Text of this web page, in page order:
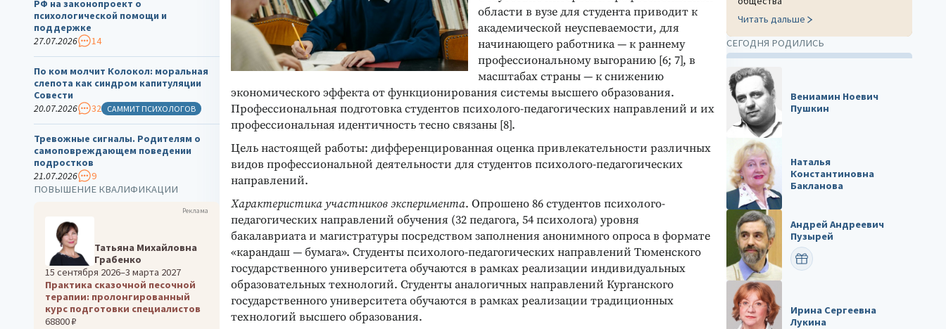
области в вузе для студента приводит к
академической неуспеваемости, для
начинающего работника — к раннему
профессиональному выгоранию [6; 7], в
масштабах страны — к снижению
экономического эффекта от функционирования системы высшего образования.
Профессиональная подготовка студентов психолого-педагогических направлений и их
профессиональная идентичность тесно связаны [8].
Цель настоящей работы: дифференцированная оценка привлекательности различных
видов профессиональной деятельности для студентов психолого-педагогических
направлений.
Характеристика участников эксперимента. Опрошено 86 студентов психолого-
педагогических направлений обучения (32 педагога, 54 психолога) уровня
бакалавриата и магистратуры посредством заполнения анонимного опроса в формате
«карандаш — бумага». Студенты психолого-педагогических направлений Тюменского
государственного университета обучаются в рамках реализации индивидуальных
образовательных технологий. Студенты аналогичных направлений Курганского
государственного университета обучаются в рамках реализации традиционных
технологий высшего образования.
РФ на законопроект о
психологической помощи и
поддержке
27.07.2026
14
По ком молчит Колокол: моральная
слепота как синдром капитуляции
Совести
20.07.2026
32 САММИТ ПСИХОЛОГОВ
Тревожные сигналы. Родителям о
самоповреждающем поведении
подростков
21.07.2026
9
ПОВЫШЕНИЕ КВАЛИФИКАЦИИ
Реклама
Татьяна Михайловна
Грабенко
15 сентября 2026–3 марта 2027
Практика сказочной песочной
терапии: пролонгированный
курс подготовки специалистов
68800 ₽
Читать дальше
СЕГОДНЯ РОДИЛИСЬ
Вениамин Ноевич
Пушкин
Наталья
Константиновна
Бакланова
Андрей Андреевич
Пузырей
ПОЗДРАВИТЬ
Ирина Сергеевна
Лукина